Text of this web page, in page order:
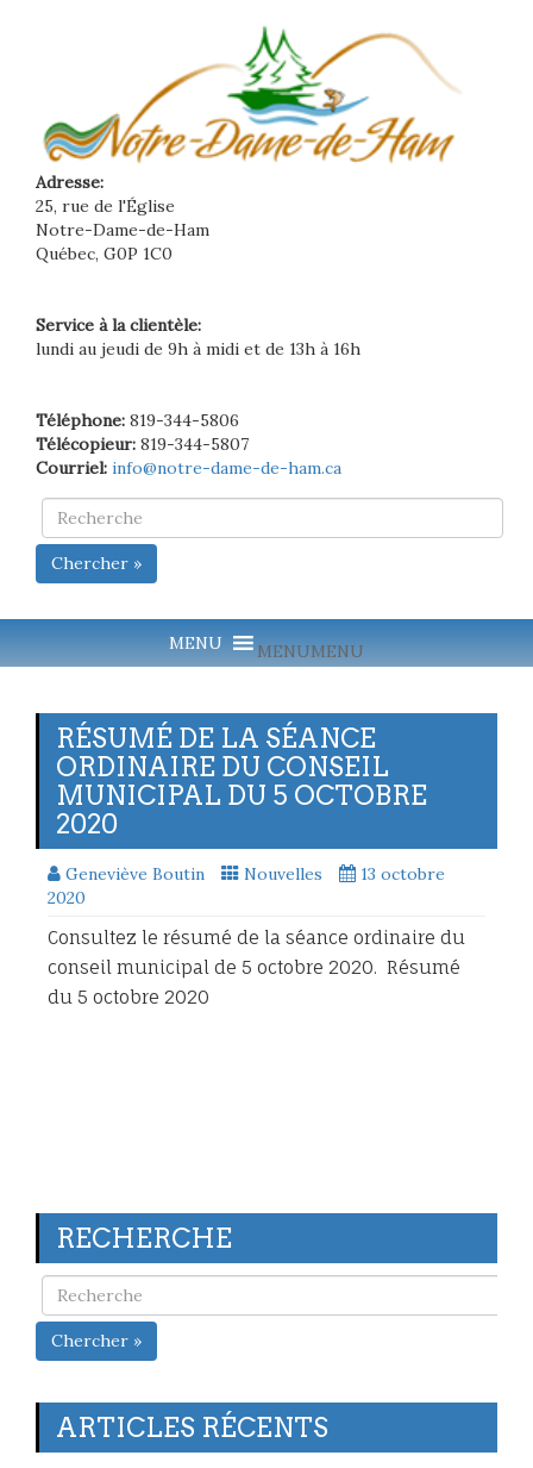
Adresse:
25, rue de l'Église
Notre-Dame-de-Ham
Québec, G0P 1C0
Service à la clientèle:
lundi au jeudi de 9h à midi et de 13h à 16h
Téléphone: 819-344-5806
Télécopieur: 819-344-5807
Courriel: info@notre-dame-de-ham.ca
Chercher »
MENUMENU
RÉSUMÉ DE LA SÉANCE
ORDINAIRE DU CONSEIL
MUNICIPAL DU 5 OCTOBRE
2020
Geneviève Boutin Nouvelles
13 octobre
2020
Consultez le résumé de la séance ordinaire du
conseil municipal de 5 octobre 2020. Résumé
du 5 octobre 2020
RECHERCHE
Chercher »
ARTICLES RÉCENTS